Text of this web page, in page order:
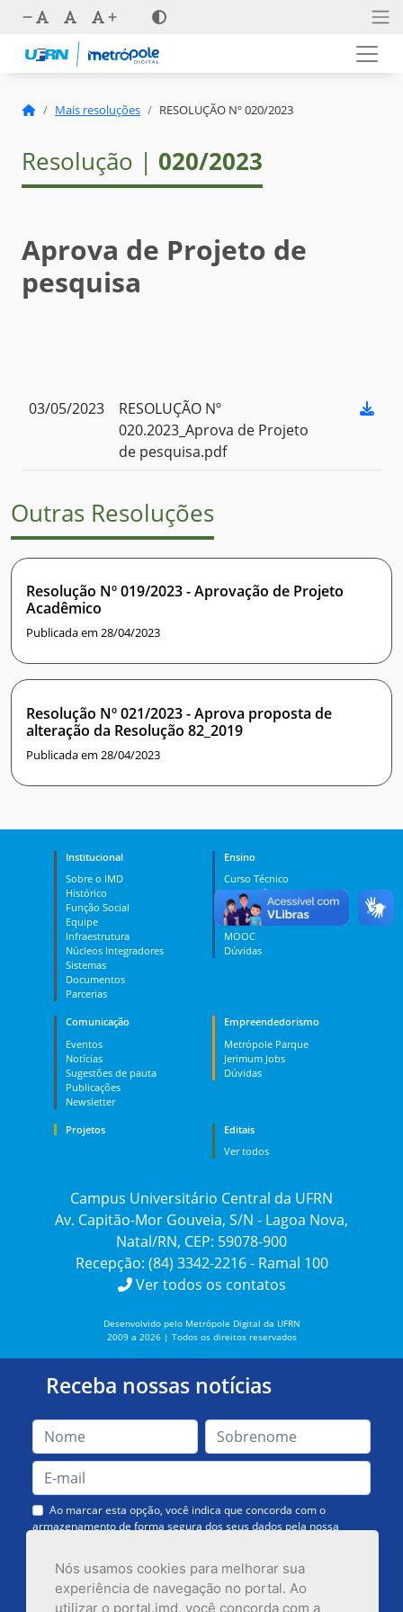
Nós usamos cookies para melhorar sua
experiência de navegação no portal. Ao
utilizar o portal.imd, você concorda com a
Mais resoluções RESOLUÇÃO Nº 020/2023
Resolução | 020/2023
Aprova de Projeto de
pesquisa
03/05/2023
RESOLUÇÃO Nº
020.2023_Aprova de Projeto
de pesquisa.pdf
Outras Resoluções
Resolução Nº 019/2023 - Aprovação de Projeto
Acadêmico
Publicada em 28/04/2023
Resolução Nº 021/2023 - Aprova proposta de
alteração da Resolução 82_2019
Publicada em 28/04/2023
Institucional
Sobre o IMD
Histórico
Função Social
Equipe
Infraestrutura
Núcleos Integradores
Sistemas
Documentos
Parcerias
Ensino
Curso Técnico
Graduação
Pós-graduação
PES
MOOC
Dúvidas
Comunicação
Eventos
Notícias
Sugestões de pauta
Publicações
Newsletter
Empreendedorismo
Metrópole Parque
Jerimum Jobs
Dúvidas
Projetos
Editais
Ver todos
Campus Universitário Central da UFRN
Av. Capitão-Mor Gouveia, S/N - Lagoa Nova,
Natal/RN, CEP: 59078-900
Recepção: (84) 3342-2216 - Ramal 100
Ver todos os contatos
Desenvolvido pelo Metrópole Digital da UFRN
2009 a 2026 | Todos os direitos reservados
Receba nossas notícias
Ao marcar esta opção, você indica que concorda com o
armazenamento de forma segura dos seus dados pela nossa